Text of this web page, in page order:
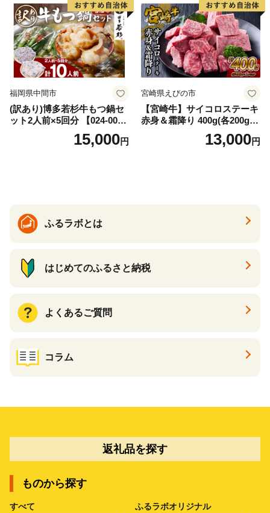
福岡県中間市
(訳あり)博多若杉牛もつ鍋セ
ット2人前×5回分 【024-002
15,000円
宮崎県えびの市
【宮崎牛】サイコロステーキ
赤身＆霜降り 400g(各200g×
１P 計2P) 真空パック 冷凍
13,000円
ふるラボとは
はじめてのふるさと納税
よくあるご質問
コラム
返礼品を探す
ものから探す
すべて ふるラボオリジナル